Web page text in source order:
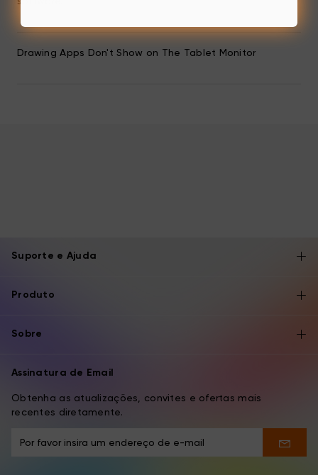
Drawing Apps Don't Show on The Tablet Monitor
Suporte e Ajuda
Produto
Sobre
Assinatura de Email
Obtenha as atualizações, convites e ofertas mais
recentes diretamente.